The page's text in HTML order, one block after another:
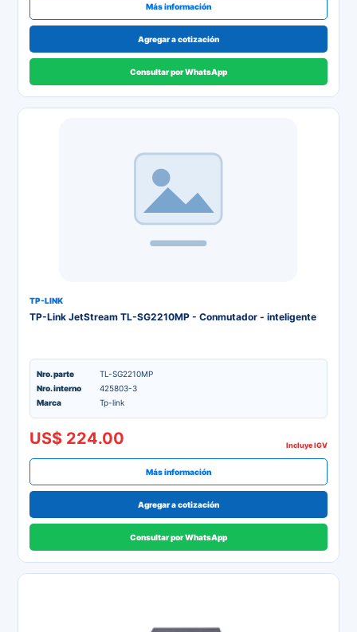
Más información
Agregar a cotización
Consultar por WhatsApp
TP-LINK
TP-Link JetStream TL-SG2210MP - Conmutador - inteligente
Nro. parte
TL-SG2210MP
Nro. interno
425803-3
Marca
Tp-link
US$ 224.00 Incluye IGV
Más información
Agregar a cotización
Consultar por WhatsApp